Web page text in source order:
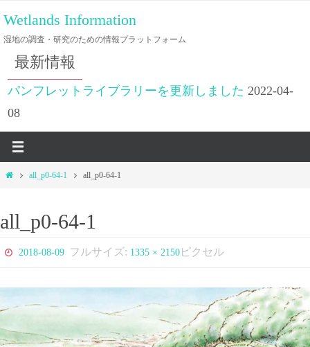
ン
テ
ツ
ス
プ
Wetlands Information
湿地の調査・研究のための情報プラットフォーム
最新情報
パンフレットライブラリーを更新しました 2022-04-
08
ホ
all_p0-64-1 all_p0-64-1
all_p0-64-1
2018-08-09 フルサイズ: 1335 × 2150 ピクセル